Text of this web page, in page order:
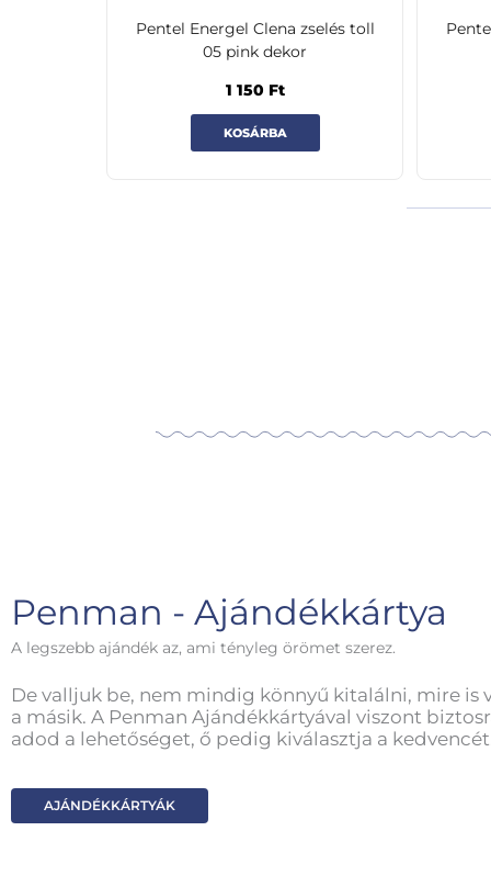
Pentel Energel Clena zselés toll
05 pink dekor
1 150 Ft
KOSÁRBA
Penman - Ajándékkártya
A legszebb ajándék az, ami tényleg örömet szerez.
De valljuk be, nem mindig könnyű kitalálni, mire is
a másik. A Penman Ajándékkártyával viszont
adod a lehetőséget, ő pedig kiválasztja a
AJÁNDÉKKÁRTYÁK